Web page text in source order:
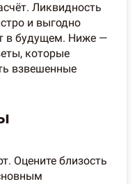
Ликвидность
и выгодно
в будущем. Ниже —
которые
взвешенные
Оцените близость